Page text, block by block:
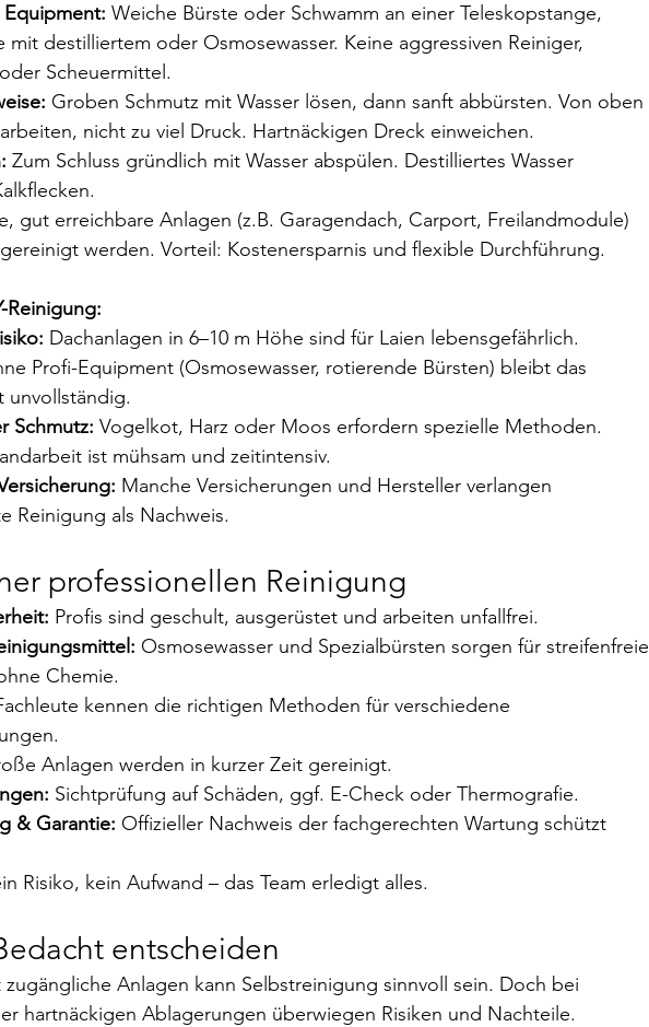
Weiche Bürste oder Schwamm an einer Teleskopstange,
mit destilliertem oder Osmosewasser. Keine aggressiven Reiniger,
Scheuermittel.
Groben Schmutz mit Wasser lösen, dann sanft abbürsten. Von oben
nicht zu viel Druck. Hartnäckigen Dreck einweichen.
Zum Schluss gründlich mit Wasser abspülen. Destilliertes Wasser
gut erreichbare Anlagen (z.B. Garagendach, Carport, Freilandmodule)
werden. Vorteil: Kostenersparnis und flexible Durchführung.
Reinigung:
Dachanlagen in 6–10 m Höhe sind für Laien lebensgefährlich.
Profi-Equipment (Osmosewasser, rotierende Bürsten) bleibt das
unvollständig.
Schmutz: Vogelkot, Harz oder Moos erfordern spezielle Methoden.
ist mühsam und zeitintensiv.
Manche Versicherungen und Hersteller verlangen
Reinigung als Nachweis.
professionellen Reinigung
Profis sind geschult, ausgerüstet und arbeiten unfallfrei.
Osmosewasser und Spezialbürsten sorgen für
Chemie.
kennen die richtigen Methoden für verschiedene
Anlagen werden in kurzer Zeit gereinigt.
Sichtprüfung auf Schäden, ggf. E-Check oder Thermografie.
& Garantie: Offizieller Nachweis der fachgerechten Wartung schützt
Risiko, kein Aufwand – das Team erledigt alles.
entscheiden
Anlagen kann Selbstreinigung sinnvoll sein. Doch bei
hartnäckigen Ablagerungen überwiegen Risiken und Nachteile.